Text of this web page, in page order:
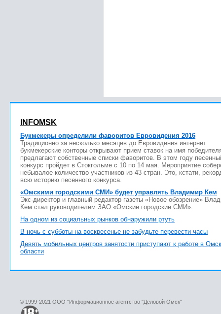
INFOMSK
Букмекеры определили фаворитов Евровидения 2016
Традиционно за несколько месяцев до Евровидения интернет
букмекерские конторы открывают прием ставок на имя
предлагают собственные списки фаворитов. В этом году
конкурс пройдет в Стокгольме с 10 по 14 мая. Мероприятие
небывалое количество участников из 43 стран. Это, кстати,
всю историю песенного конкурса.
«Омскими городскими СМИ» будет управлять Владимир Кем
Экс-директор и главный редактор газеты «Новое обозрение»
Кем стал руководителем ЗАО «Омские городские СМИ».
На одном из социальных рынков обнаружили ртуть
В ночь с субботы на воскресенье не забудьте перевести часы
Девять мобильных центров занятости приступают к работе в
области
© 1999-2021 ООО "Информационное агентство "Деловой Омск"